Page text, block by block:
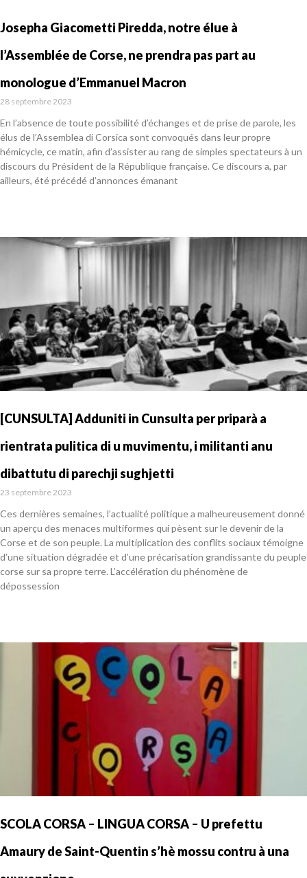
Josepha Giacometti Piredda, notre élue à
l’Assemblée de Corse, ne prendra pas part au
monologue d’Emmanuel Macron
28 septembre 2023
En l’absence de toute possibilité d’échanges et de prise de parole, les
élus de l’Assemblea di Corsica sont convoqués dans leur propre
hémicycle, ce matin, afin d’assister au rang de simples spectateurs à un
discours du Président de la République française. Ce discours a, par
ailleurs, été précédé d’annonces émanant
[CUNSULTA] Adduniti in Cunsulta per priparà a
rientrata pulitica di u muvimentu, i militanti anu
dibattutu di parechji sughjetti
23 septembre 2023
Ces dernières semaines, l’actualité politique a malheureusement donné
un aperçu des menaces multiformes qui pèsent sur le devenir de la
Corse et de son peuple. La multiplication des conflits sociaux témoigne
d’une situation dégradée et d’une précarisation grandissante du peuple
corse sur sa propre terre. L’accélération du phénomène de
dépossession
SCOLA CORSA – LINGUA CORSA – U prefettu
Amaury de Saint-Quentin s’hè mossu contru à una